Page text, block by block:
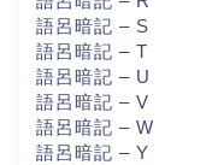
語呂暗記 – S
語呂暗記 – T
語呂暗記 – U
語呂暗記 – V
語呂暗記 – W
語呂暗記 – Y